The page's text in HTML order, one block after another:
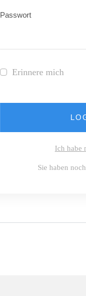
Passwort
Erinnere mich
Ich habe
Sie haben